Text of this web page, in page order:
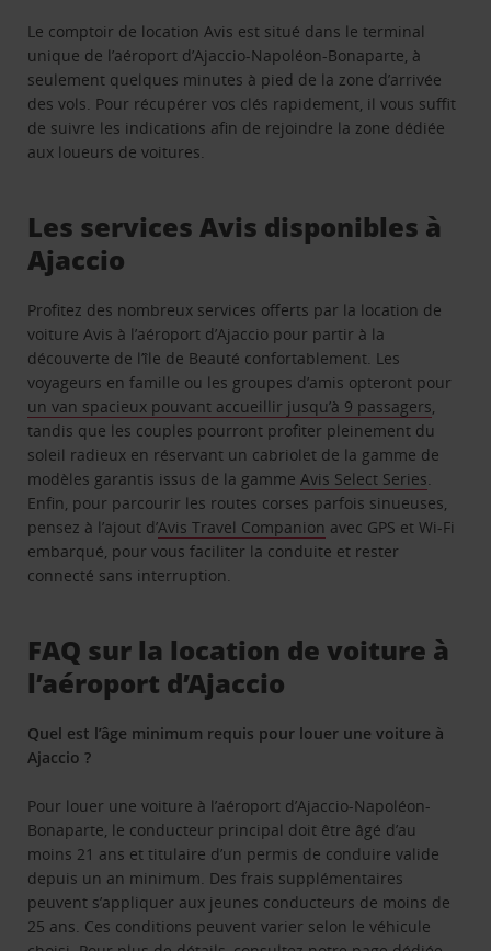
Le comptoir de location Avis est situé dans le terminal
unique de l’aéroport d’Ajaccio-Napoléon-Bonaparte, à
seulement quelques minutes à pied de la zone d’arrivée
des vols. Pour récupérer vos clés rapidement, il vous suffit
de suivre les indications afin de rejoindre la zone dédiée
aux loueurs de voitures.
Les services Avis disponibles à
Ajaccio
Profitez des nombreux services offerts par la location de
voiture Avis à l’aéroport d’Ajaccio pour partir à la
découverte de l’île de Beauté confortablement. Les
voyageurs en famille ou les groupes d’amis opteront pour
un van spacieux pouvant accueillir jusqu’à 9 passagers
tandis que les couples pourront profiter pleinement du
soleil radieux en réservant un cabriolet de la gamme de
modèles garantis issus de la gamme Avis Select Series
Enfin, pour parcourir les routes corses parfois sinueuses,
pensez à l’ajout d’Avis Travel Companion avec GPS et Wi-Fi
embarqué, pour vous faciliter la conduite et rester
connecté sans interruption.
FAQ sur la location de voiture à
l’aéroport d’Ajaccio
Quel est l’âge minimum requis pour louer une voiture à
Ajaccio ?
Pour louer une voiture à l’aéroport d’Ajaccio-Napoléon-
Bonaparte, le conducteur principal doit être âgé d’au
moins 21 ans et titulaire d’un permis de conduire valide
depuis un an minimum. Des frais supplémentaires
peuvent s’appliquer aux jeunes conducteurs de moins de
25 ans. Ces conditions peuvent varier selon le véhicule